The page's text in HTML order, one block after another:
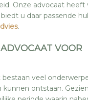
Onze advocaat heeft
u daar passende
.
VOOR
veel
ontstaan.